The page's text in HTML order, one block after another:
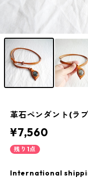
革石ペンダント(ラ
¥7,560
残り1点
International